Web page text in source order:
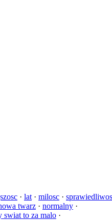
· lat · milosc ·
twarz · normalny ·
swiat to za malo ·